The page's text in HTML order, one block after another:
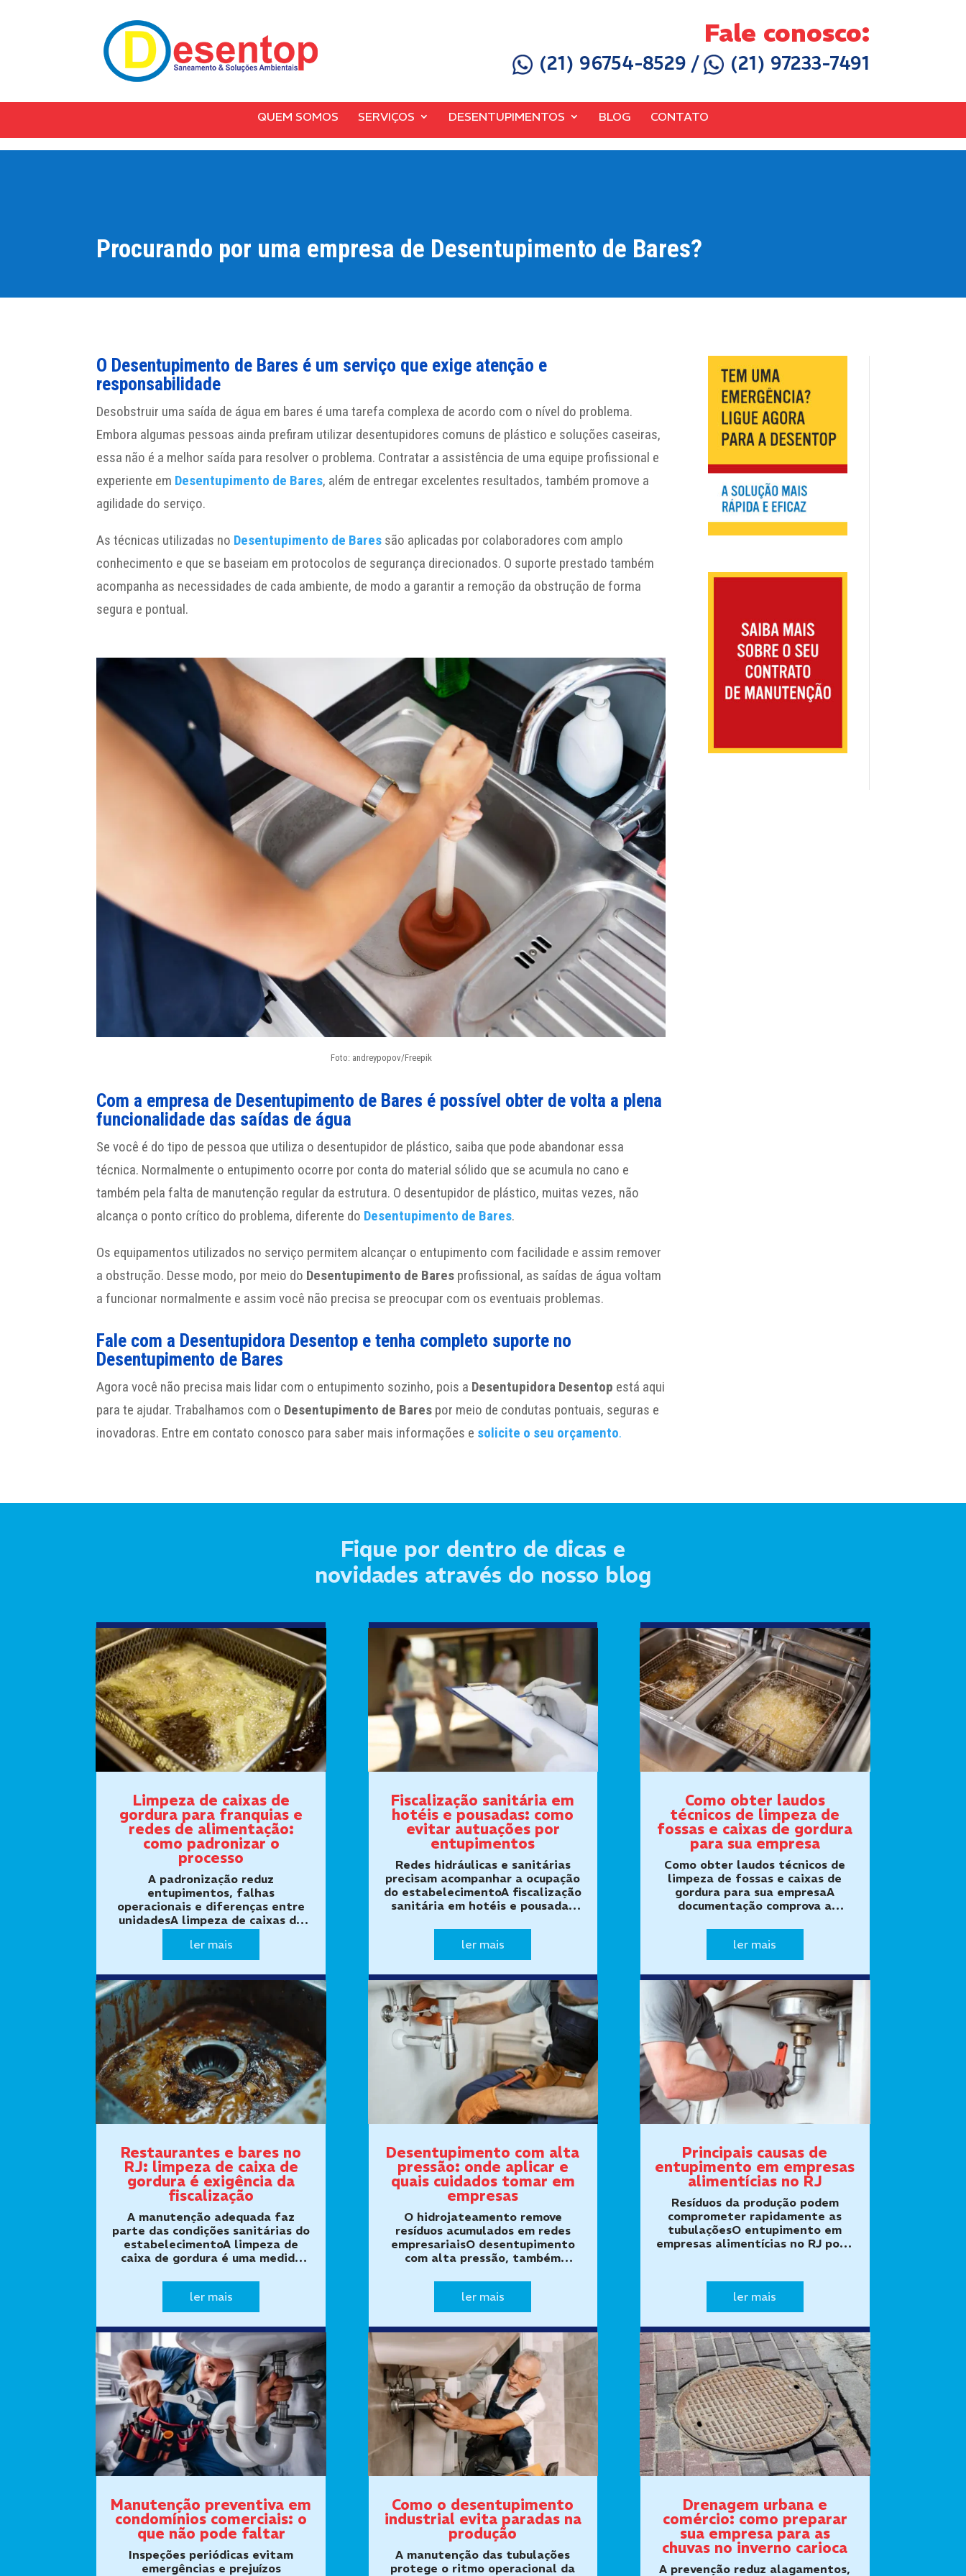
Fale conosco:
(21) 96754-8529 / (21) 97233-7491
QUEM SOMOS SERVIÇOS DESENTUPIMENTOS BLOG CONTATO
Procurando por uma empresa de Desentupimento de Bares?
O Desentupimento de Bares é um serviço que exige atenção e
responsabilidade
Desobstruir uma saída de água em bares é uma tarefa complexa de acordo com o nível do problema.
Embora algumas pessoas ainda prefiram utilizar desentupidores comuns de plástico e soluções caseiras,
essa não é a melhor saída para resolver o problema. Contratar a assistência de uma equipe profissional e
experiente em Desentupimento de Bares, além de entregar excelentes resultados, também promove a
agilidade do serviço.
As técnicas utilizadas no Desentupimento de Bares são aplicadas por colaboradores com amplo
conhecimento e que se baseiam em protocolos de segurança direcionados. O suporte prestado também
acompanha as necessidades de cada ambiente, de modo a garantir a remoção da obstrução de forma
segura e pontual.
Foto: andreypopov/Freepik
Com a empresa de Desentupimento de Bares é possível obter de volta a plena
funcionalidade das saídas de água
Se você é do tipo de pessoa que utiliza o desentupidor de plástico, saiba que pode abandonar essa
técnica. Normalmente o entupimento ocorre por conta do material sólido que se acumula no cano e
também pela falta de manutenção regular da estrutura. O desentupidor de plástico, muitas vezes, não
alcança o ponto crítico do problema, diferente do Desentupimento de Bares.
Os equipamentos utilizados no serviço permitem alcançar o entupimento com facilidade e assim remover
a obstrução. Desse modo, por meio do Desentupimento de Bares profissional, as saídas de água voltam
a funcionar normalmente e assim você não precisa se preocupar com os eventuais problemas.
Fale com a Desentupidora Desentop e tenha completo suporte no
Desentupimento de Bares
Agora você não precisa mais lidar com o entupimento sozinho, pois a Desentupidora Desentop está aqui
para te ajudar. Trabalhamos com o Desentupimento de Bares por meio de condutas pontuais, seguras e
inovadoras. Entre em contato conosco para saber mais informações e solicite o seu orçamento.
Fique por dentro de dicas e
novidades através do nosso blog
Limpeza de caixas de
gordura para franquias e
redes de alimentação:
como padronizar o
processo
A padronização reduz
entupimentos, falhas
operacionais e diferenças entre
unidadesA limpeza de caixas de
gordura para franquias e redes de
alimentação precisa seguir um
procedimento uniforme.
Restaurantes, lanchonetes,
cafeterias, padarias e cozinhas…
ler mais
Restaurantes e bares no
RJ: limpeza de caixa de
gordura é exigência da
fiscalização
A manutenção adequada faz
parte das condições sanitárias do
estabelecimentoA limpeza de
caixa de gordura é uma medida
bares, lanchonetes, padarias,
cozinhas industriais e outros
negócios que preparam alimentos.
O equipame…
ler mais
Manutenção preventiva em
condomínios comerciais: o
que não pode faltar
Inspeções periódicas evitam
emergências e prejuízos
Fiscalização sanitária em
hotéis e pousadas: como
evitar autuações por
entupimentos
Redes hidráulicas e sanitárias
precisam acompanhar a ocupação
do estabelecimentoA fiscalização
sanitária em hotéis e pousadas
higiene, salubridade e
funcionamento dos ambientes
utilizados por hóspedes e
funcionários. Ness…
ler mais
Desentupimento com alta
pressão: onde aplicar e
quais cuidados tomar em
empresas
O hidrojateamento remove
resíduos acumulados em redes
empresariaisO desentupimento
com alta pressão, também
utiliza jatos de água direcionados
para desagregar e remover
materiais acumulados no interior
das tubulações. …
ler mais
Como o desentupimento
industrial evita paradas na
produção
A manutenção das tubulações
protege o ritmo operacional da
Como obter laudos
técnicos de limpeza de
fossas e caixas de gordura
para sua empresa
Como obter laudos técnicos de
limpeza de fossas e caixas de
gordura para sua empresaA
documentação comprova a
destinação dos resíduosOs laudos
técnicos de limpeza de fossas e
caixas de gordura ajudam
empresas, condomínios, res…
ler mais
Principais causas de
entupimento em empresas
alimentícias no RJ
Resíduos da produção podem
comprometer rapidamente as
tubulaçõesO entupimento em
empresas alimentícias no RJ pode
lanchonetes, supermercados,
fábricas e outros
estabelecimentos que manipulam
alimen…
ler mais
Drenagem urbana e
comércio: como preparar
sua empresa para as
chuvas no inverno carioca
A prevenção reduz alagamentos,